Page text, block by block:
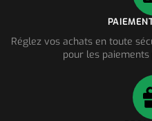
Réglez vos achats en toute
pour les paiements